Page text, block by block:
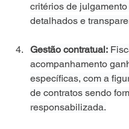
critérios de
detalhados e
Gestão contratual:
acompanhamento
específicas, com a
de contratos sendo
responsabilizada.